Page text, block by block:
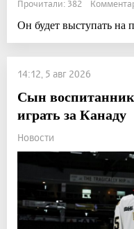
Прочитали: 382
Он будет выступать на
14:12, 5 авг 2026
Сын
играть за Канаду
Новости